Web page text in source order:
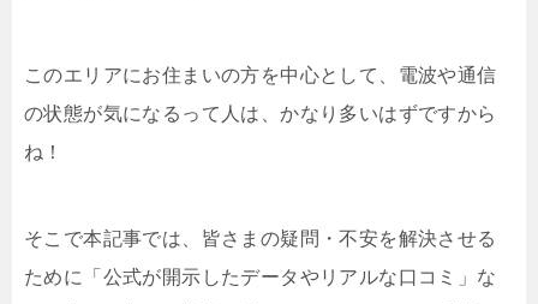
このエリアにお住まいの方を中心として、電波や通信
の状態が気になるって人は、かなり多いはずですから
ね！
そこで本記事では、皆さまの疑問・不安を解決させる
ために「公式が開示したデータやリアルな口コミ」な